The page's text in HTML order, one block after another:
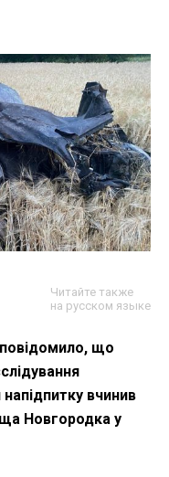
Читайте также
на русском языке
що
вчинив
Новгородка у